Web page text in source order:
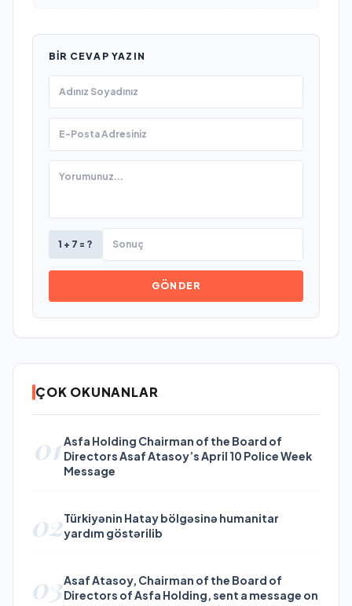
BIR CEVAP YAZIN
1 + 7 = ?
GÖNDER
ÇOK OKUNANLAR
01Asfa Holding Chairman of the Board of
Directors Asaf Atasoy’s April 10 Police Week
Message
02Türkiyənin Hatay bölgəsinə humanitar
yardım göstərilib
03Asaf Atasoy, Chairman of the Board of
Directors of Asfa Holding, sent a message on